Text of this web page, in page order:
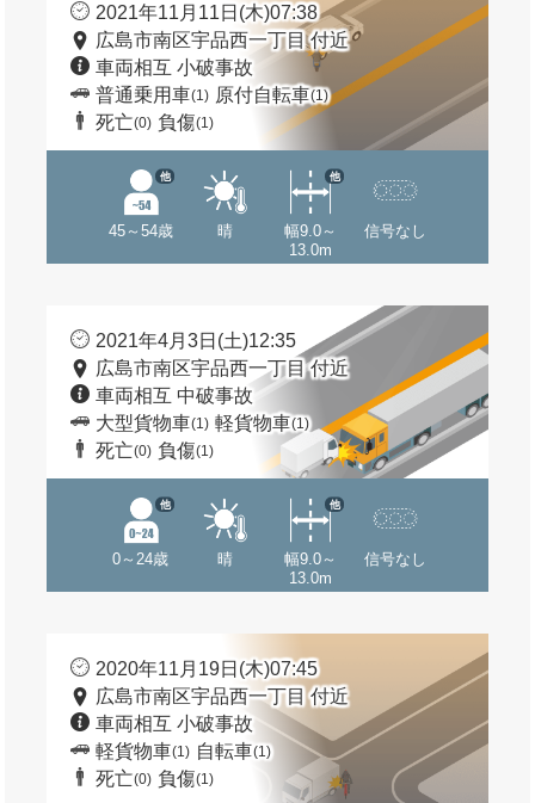
2021年11月11日(木)07:38
広島市南区宇品西一丁目 付近
車両相互 小破事故
普通乗用車(1) 原付自転車(1)
死亡(0) 負傷(1)
45～54歳
他
晴
幅9.0～
13.0m
他
信号なし
2021年4月3日(土)12:35
広島市南区宇品西一丁目 付近
車両相互 中破事故
大型貨物車(1) 軽貨物車(1)
死亡(0) 負傷(1)
0～24歳
他
晴
幅9.0～
13.0m
他
信号なし
2020年11月19日(木)07:45
広島市南区宇品西一丁目 付近
車両相互 小破事故
軽貨物車(1) 自転車(1)
死亡(0) 負傷(1)